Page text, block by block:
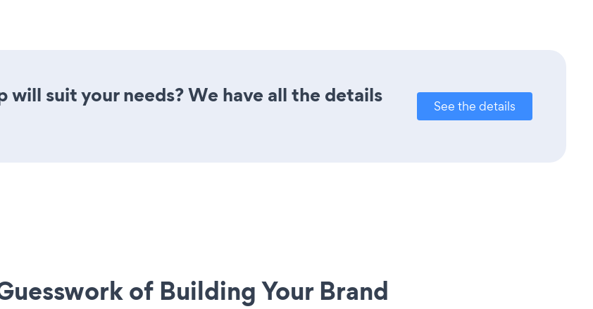
will suit your needs? We have all the details
See the details
of Building Your Brand